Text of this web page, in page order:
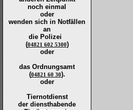
noch einmal
oder
wenden sich in Notfällen
an
die Polizei
(04821 602 5300)
oder
das Ordnungsamt
(04821 60 30).
oder
Tiernotdienst
der diensthabende